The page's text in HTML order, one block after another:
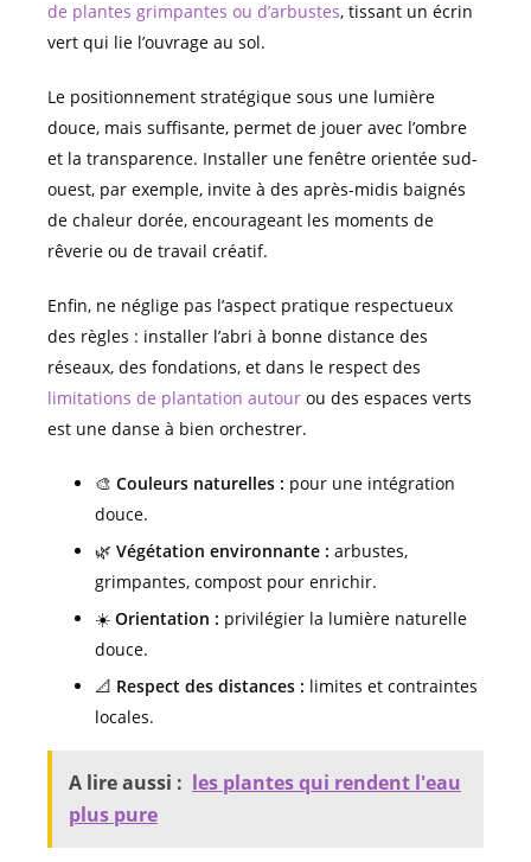
de plantes grimpantes ou d’arbustes, tissant un écrin
vert qui lie l’ouvrage au sol.
Le positionnement stratégique sous une lumière
douce, mais suffisante, permet de jouer avec l’ombre
et la transparence. Installer une fenêtre orientée sud-
ouest, par exemple, invite à des après-midis baignés
de chaleur dorée, encourageant les moments de
rêverie ou de travail créatif.
Enfin, ne néglige pas l’aspect pratique respectueux
des règles : installer l’abri à bonne distance des
réseaux, des fondations, et dans le respect des
limitations de plantation autour ou des espaces verts
est une danse à bien orchestrer.
🎨 Couleurs naturelles : pour une intégration
douce.
🌿 Végétation environnante : arbustes,
grimpantes, compost pour enrichir.
☀️ Orientation : privilégier la lumière naturelle
douce.
📐 Respect des distances : limites et contraintes
locales.
A lire aussi : les plantes qui rendent l'eau
plus pure